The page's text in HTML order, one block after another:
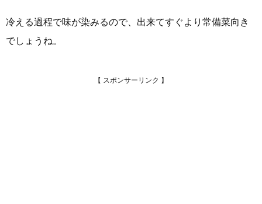
冷える過程で味が染みるので、出来てすぐより常備菜向き
でしょうね。